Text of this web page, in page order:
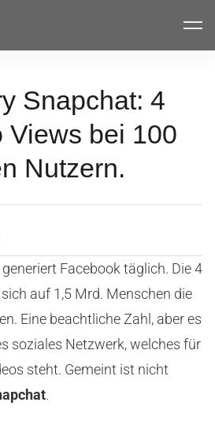
Snapchat: 4
Views bei 100
Nutzern.
Facebook täglich. Die 4
auf 1,5 Mrd. Menschen die
Eine beachtliche Zahl, aber es
soziales Netzwerk, welches für
steht. Gemeint ist nicht
.